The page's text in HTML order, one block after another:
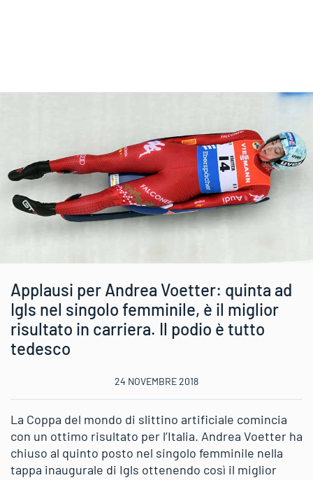
Applausi per Andrea Voetter: quinta ad
Igls nel singolo femminile, è il miglior
risultato in carriera. Il podio è tutto
tedesco
24 NOVEMBRE 2018
La Coppa del mondo di slittino artificiale comincia
con un ottimo risultato per l’Italia. Andrea Voetter ha
chiuso al quinto posto nel singolo femminile nella
tappa inaugurale di Igls ottenendo così il miglior